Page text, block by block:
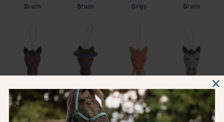
Bruin Bruin Grijs Bruin
Bruin Bruin Oranje Grijs